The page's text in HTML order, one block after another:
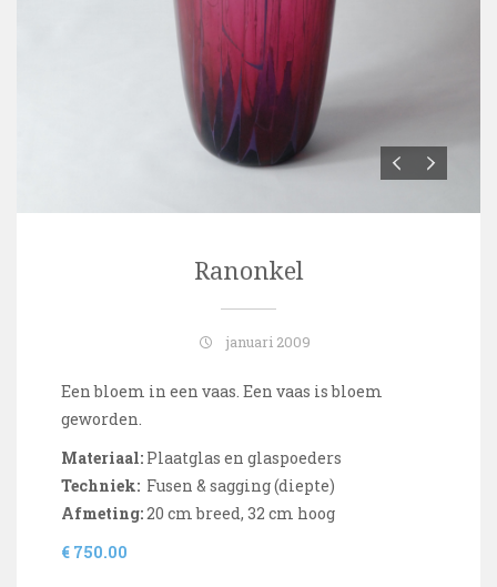
Ranonkel
januari 2009
Een bloem in een vaas. Een vaas is bloem
geworden.
Materiaal: Plaatglas en glaspoeders
Techniek: Fusen & sagging (diepte)
Afmeting:20 cm breed, 32 cm hoog
€ 750.00